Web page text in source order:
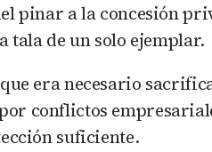
pinar a la concesión
tala de un solo ejemplar.
que era necesario
conflictos
suficiente.